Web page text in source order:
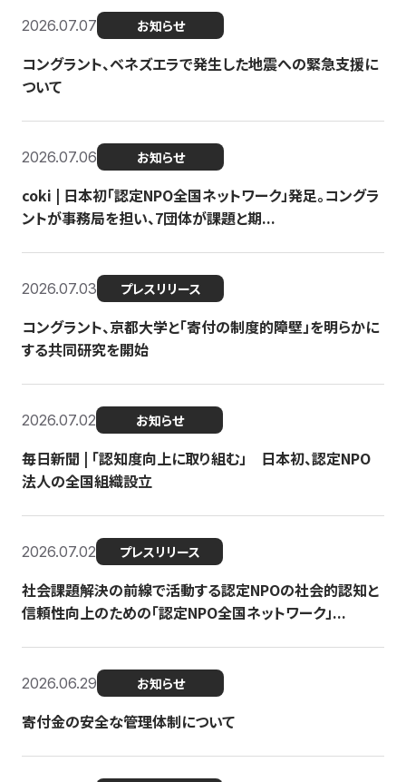
2026.07.07 お知らせ
コングラント、ベネズエラで発生した地震への緊急支援に
ついて
2026.07.06 お知らせ
coki | 日本初「認定NPO全国ネットワーク」発足。コングラ
ントが事務局を担い、7団体が課題と期...
2026.07.03 プレスリリース
コングラント、京都大学と「寄付の制度的障壁」を明らかに
する共同研究を開始
2026.07.02 お知らせ
毎日新聞 | 「認知度向上に取り組む」 日本初、認定NPO
法人の全国組織設立
2026.07.02 プレスリリース
社会課題解決の前線で活動する認定NPOの社会的認知と
信頼性向上のための「認定NPO全国ネットワーク」...
2026.06.29 お知らせ
寄付金の安全な管理体制について